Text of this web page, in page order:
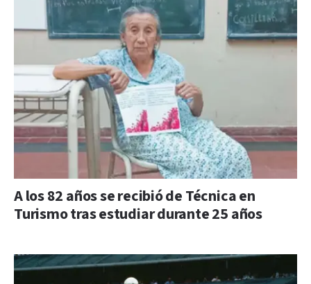
A los 82 años se recibió de Técnica en
Turismo tras estudiar durante 25 años